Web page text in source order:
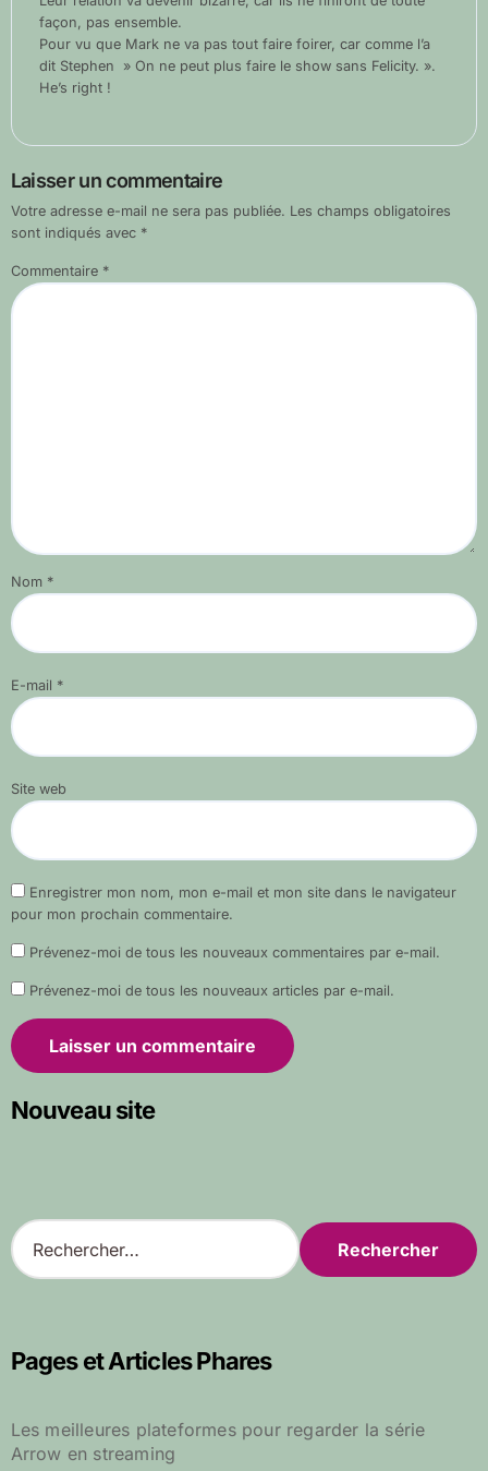
façon, pas ensemble.
Pour vu que Mark ne va pas tout faire foirer, car comme l’a
dit Stephen » On ne peut plus faire le show sans Felicity. ».
He’s right !
Laisser un commentaire
Votre adresse e-mail ne sera pas publiée. Les champs obligatoires
sont indiqués avec *
Commentaire *
Nom *
E-mail *
Site web
Enregistrer mon nom, mon e-mail et mon site dans le navigateur
pour mon prochain commentaire.
Prévenez-moi de tous les nouveaux commentaires par e-mail.
Prévenez-moi de tous les nouveaux articles par e-mail.
Nouveau site
R
e
r
c
e
r
Pages et Articles Phares
Les meilleures plateformes pour regarder la série
Arrow en streaming